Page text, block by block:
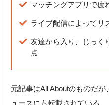
マッチングアプリで疲
ライブ配信によってリ
友達から入り、じっく
点
元記事はAll Aboutのものだ
ュースにも転載されている。